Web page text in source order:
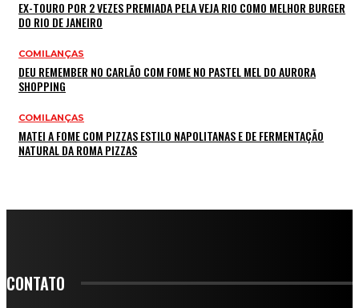
EX-TOURO POR 2 VEZES PREMIADA PELA VEJA RIO COMO MELHOR BURGER
DO RIO DE JANEIRO
COMILANÇAS
DEU REMEMBER NO CARLÃO COM FOME NO PASTEL MEL DO AURORA
SHOPPING
COMILANÇAS
MATEI A FOME COM PIZZAS ESTILO NAPOLITANAS E DE FERMENTAÇÃO
NATURAL DA ROMA PIZZAS
CONTATO